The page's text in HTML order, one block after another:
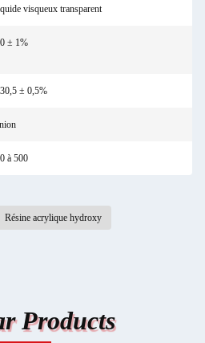
visqueux transparent
± 1%
± 0,5%
à 500
Résine acrylique hydroxy
Products